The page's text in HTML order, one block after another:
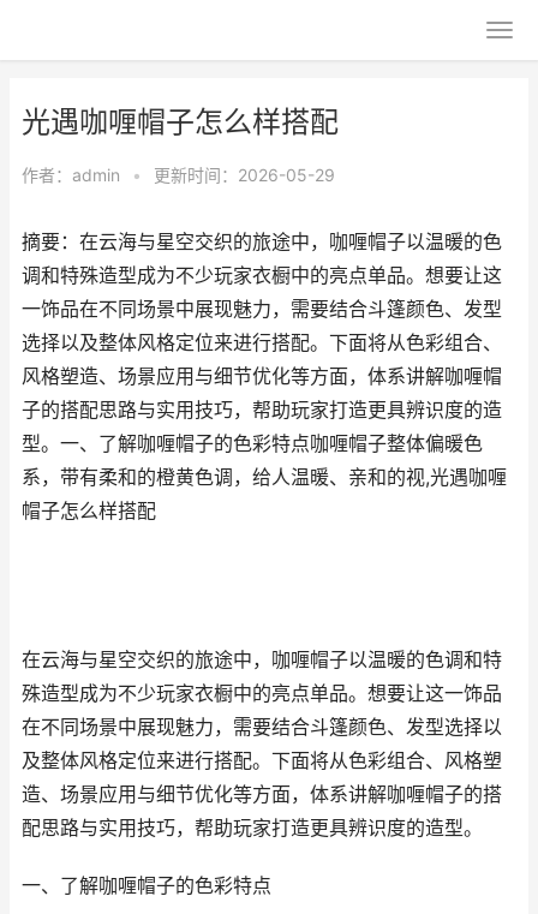
光遇咖喱帽子怎么样搭配
作者： admin • 更新时间：2026-05-29
摘要：在云海与星空交织的旅途中，咖喱帽子以温暖的色
调和特殊造型成为不少玩家衣橱中的亮点单品。想要让这
一饰品在不同场景中展现魅力，需要结合斗篷颜色、发型
选择以及整体风格定位来进行搭配。下面将从色彩组合、
风格塑造、场景应用与细节优化等方面，体系讲解咖喱帽
子的搭配思路与实用技巧，帮助玩家打造更具辨识度的造
型。一、了解咖喱帽子的色彩特点咖喱帽子整体偏暖色
系，带有柔和的橙黄色调，给人温暖、亲和的视,光遇咖喱
帽子怎么样搭配
在云海与星空交织的旅途中，咖喱帽子以温暖的色调和特
殊造型成为不少玩家衣橱中的亮点单品。想要让这一饰品
在不同场景中展现魅力，需要结合斗篷颜色、发型选择以
及整体风格定位来进行搭配。下面将从色彩组合、风格塑
造、场景应用与细节优化等方面，体系讲解咖喱帽子的搭
配思路与实用技巧，帮助玩家打造更具辨识度的造型。
一、了解咖喱帽子的色彩特点